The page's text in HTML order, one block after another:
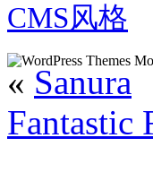
CMS风格
« Sanura
Fantastic